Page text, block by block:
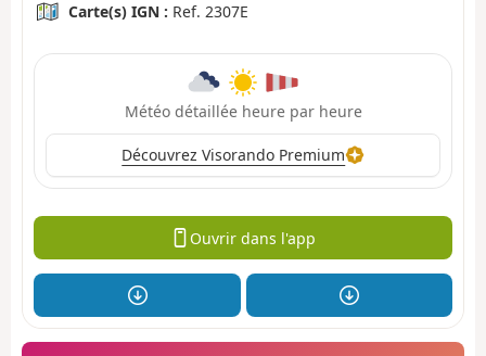
Carte(s) IGN : Ref. 2307E
Météo détaillée heure par heure
Découvrez Visorando Premium
Ouvrir dans l'app